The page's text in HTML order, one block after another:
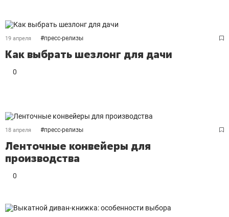
19 апреля #пресс-релизы
Как выбрать шезлонг для дачи
0
18 апреля #пресс-релизы
Ленточные конвейеры для
производства
0